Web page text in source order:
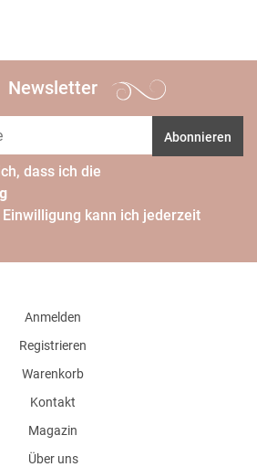
Newsletter
Abonnieren
dass ich die
kann ich jederzeit
Anmelden
Registrieren
Warenkorb
Kontakt
Magazin
Über uns